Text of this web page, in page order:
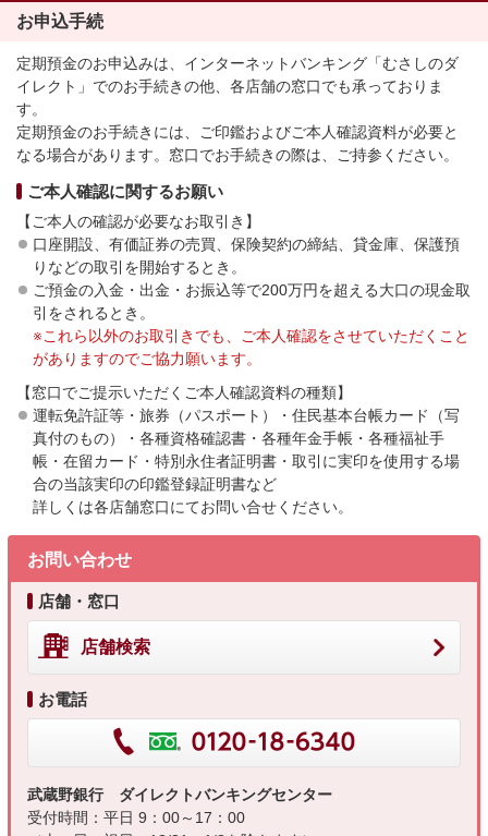
お申込手続
定期預金のお申込みは、インターネットバンキング「むさしのダ
イレクト」でのお手続きの他、各店舗の窓口でも承っておりま
す。
定期預金のお手続きには、ご印鑑およびご本人確認資料が必要と
なる場合があります。窓口でお手続きの際は、ご持参ください。
ご本人確認に関するお願い
【ご本人の確認が必要なお取引き】
口座開設、有価証券の売買、保険契約の締結、貸金庫、保護預
りなどの取引を開始するとき。
ご預金の入金・出金・お振込等で200万円を超える大口の現金取
引をされるとき。
※これら以外のお取引きでも、ご本人確認をさせていただくこと
がありますのでご協力願います。
【窓口でご提示いただくご本人確認資料の種類】
運転免許証等・旅券（パスポート）・住民基本台帳カード（写
真付のもの）・各種資格確認書・各種年金手帳・各種福祉手
帳・在留カード・特別永住者証明書・取引に実印を使用する場
合の当該実印の印鑑登録証明書など
詳しくは各店舗窓口にてお問い合せください。
お問い合わせ
店舗・窓口
店舗検索
お電話
武蔵野銀行 ダイレクトバンキングセンター
受付時間：平日 9：00～17：00